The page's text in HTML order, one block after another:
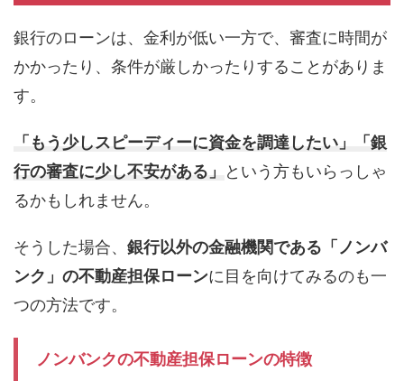
銀行のローンは、金利が低い一方で、審査に時間が
かかったり、条件が厳しかったりすることがありま
す。
「もう少しスピーディーに資金を調達したい」「銀
行の審査に少し不安がある」
という方もいらっしゃ
るかもしれません。
そうした場合、 銀行以外の金融機関である「ノンバ
ンク」の不動産担保ローンに目を向けてみるのも一
つの方法です。
ノンバンクの不動産担保ローンの特徴